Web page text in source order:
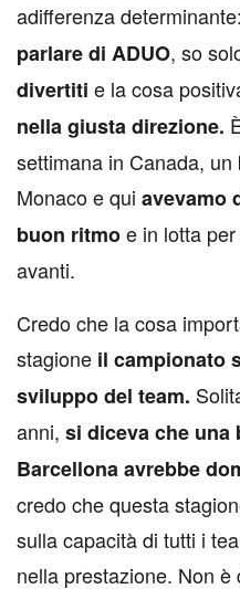
adifferenza determinante:
parlare di ADUO, so
divertiti e la cosa
nella giusta direzione.
settimana in Canada,
Monaco e qui avevamo
buon ritmoe in lotta
avanti.
Credo che la cosa
stagione il campionato
sviluppo del team.
anni, si diceva che una
Barcellona avrebbe
credo che questa
sulla capacità di tutti i
nella prestazione. Non